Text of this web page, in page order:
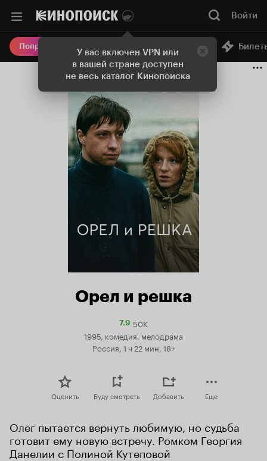
У вас включен VPN или
в вашей стране доступен
не весь каталог Кинопоиска
Войти
Попробовать Плюс Онлайн-кинотеатр
Орел и решка
7.9Рейтинг
7.9
50K
1995, комедия, мелодрама
Россия, 1 ч 22 мин, 18+
Оценить Буду смотреть Добавить Еще
Олег пытается вернуть любимую, но судьба
готовит ему новую встречу. Ромком Георгия
Данелии с Полиной Кутеповой